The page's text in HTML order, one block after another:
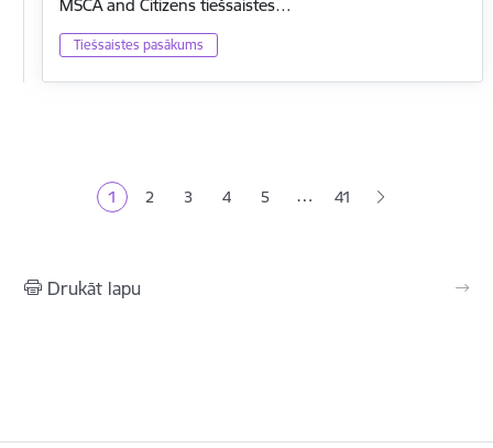
MSCA and Citizens tiešsaistes…
Tiešsaistes pasākums
Pašreizējā lapa
1 Lapa
2 Lapa
3 Lapa
4 Lapa
5 … 41
Drukāt lapu